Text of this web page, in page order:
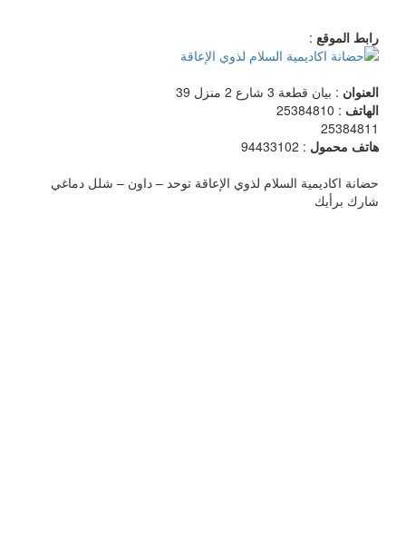
رابط الموقع :
العنوان : بيان قطعة 3 شارع 2 منزل 39
الهاتف : 25384810
25384811
هاتف محمول : 94433102
حضانة اكاديمية السلام لذوي الإعاقة توحد – داون – شلل دماغي
شارك برأيك